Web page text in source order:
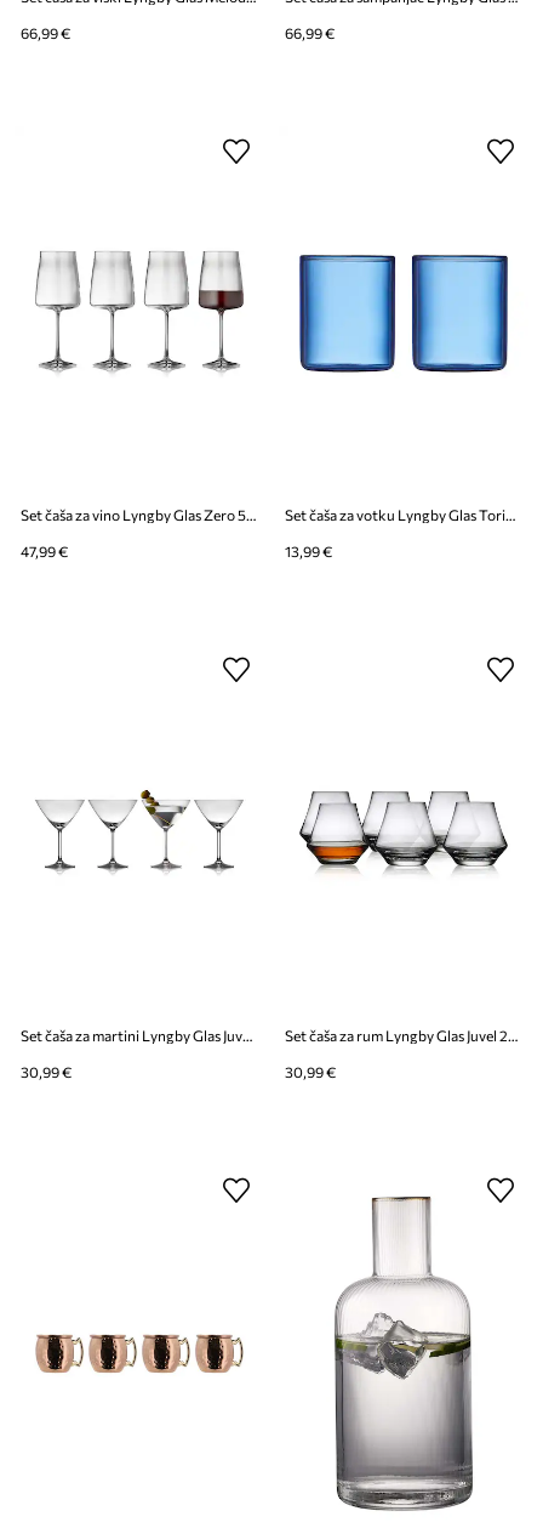
66,99 € 66,99 €
Set čaša za vino Lyngby Glas Zero 540 ml 4-pack
47,99 €
Set čaša za votku Lyngby Glas Torino 55 ml 2-pack
13,99 €
30,99 € 30,99 €